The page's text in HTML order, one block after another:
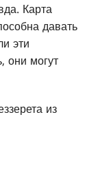
Карта
давать
эти
они могут
из